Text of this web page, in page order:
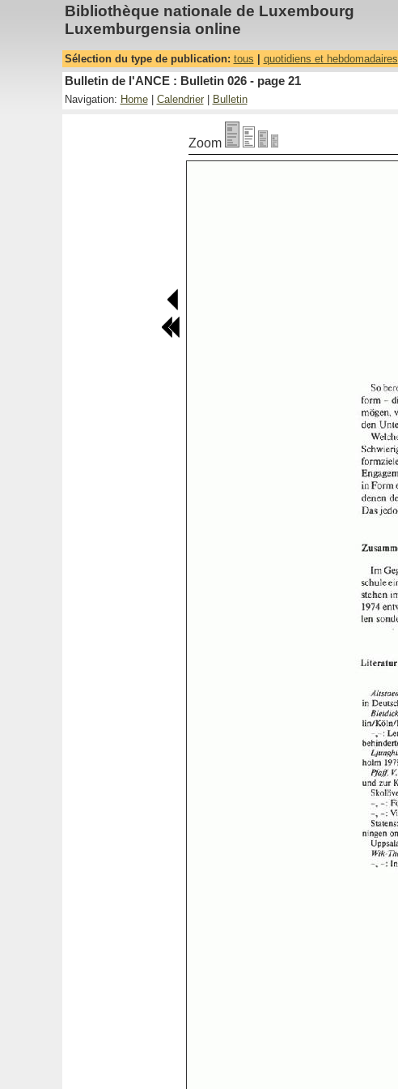
Bibliothèque nationale de Luxembourg
Luxemburgensia online
Sélection du type de publication: tous quotidiens et hebdomadaires
Bulletin de l'ANCE : Bulletin 026 - page 21
Navigation: Home| Calendrier| Bulletin
Zoom